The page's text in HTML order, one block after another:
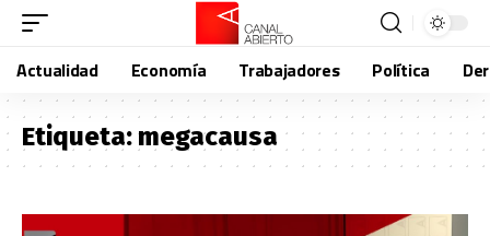
Actualidad Economía Trabajadores Política
Etiqueta:megacausa